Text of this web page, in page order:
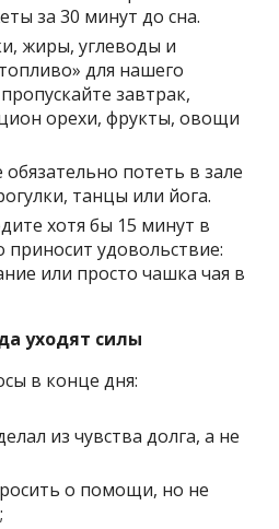
за 30 минут до сна.
жиры, углеводы и
для нашего
завтрак,
орехи, фрукты, овощи
обязательно потеть в зале
танцы или йога.
хотя бы 15 минут в
приносит удовольствие:
или просто чашка чая в
уходят силы
в конце дня:
из чувства долга, а не
о помощи, но не